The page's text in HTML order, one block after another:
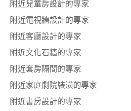
附近兒童房設計的專家
附近電視牆設計的專家
附近客廳設計的專家
附近文化石牆的專家
附近套房隔間的專家
附近家庭劇院裝潢的專家
附近書房設計的專家